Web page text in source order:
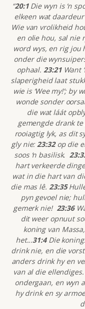
“20:1Die wyn is ‘n
elkeen wat
Wie van vrolikheid
en olie hou, sal nie
word wys, en rig jou
onder die
ophaal.23:21 Want
slaperigheid laat
wie is ‘Wee my!’; by
wonde sonder
die wat láát
gemengde drank
rooiagtig lyk, as dit
gly nie:23:32 op die
soos ‘n basilisk.
hart verkeerde
wat in die hart van
die mas lê. 23:35
pyn gevoel nie;
gemerk nie! 23:36
dit weer opnuut
koning van
het...31:4Die
drink nie, en die
anders drink hy en
van al die ellendiges.
ondergaan, en wyn
hy drink en sy